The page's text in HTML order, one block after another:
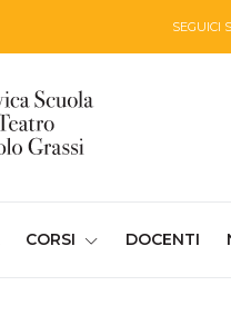
SEGUICI
CORSI DOCENTI